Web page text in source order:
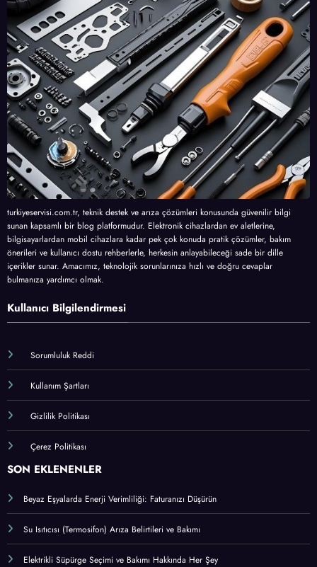
turkiyeservisi.com.tr, teknik destek ve arıza çözümleri konusunda güvenilir bilgi
sunan kapsamlı bir blog platformudur. Elektronik cihazlardan ev aletlerine,
bilgisayarlardan mobil cihazlara kadar pek çok konuda pratik çözümler, bakım
önerileri ve kullanıcı dostu rehberlerle, herkesin anlayabileceği sade bir dille
içerikler sunar. Amacımız, teknolojik sorunlarınıza hızlı ve doğru cevaplar
bulmanıza yardımcı olmak.
Kullanıcı Bilgilendirmesi
Sorumluluk Reddi
Kullanım Şartları
Gizlilik Politikası
Çerez Politikası
SON EKLENENLER
Beyaz Eşyalarda Enerji Verimliliği: Faturanızı Düşürün
Su Isıtıcısı (Termosifon) Arıza Belirtileri ve Bakımı
Elektrikli Süpürge Seçimi ve Bakımı Hakkında Her Şey